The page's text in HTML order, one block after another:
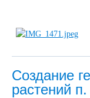
Создание
растений